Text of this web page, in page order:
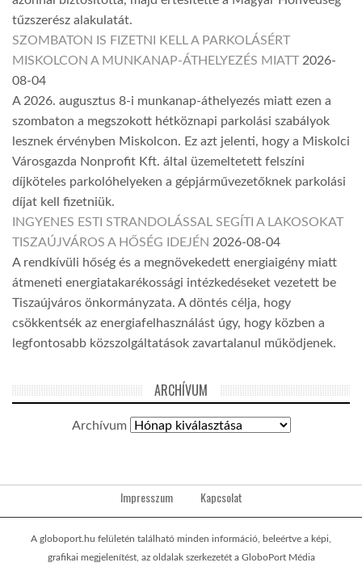
tűzszerész alakulatát.
SZOMBATON IS FIZETNI KELL A PARKOLÁSÉRT
MISKOLCON A MUNKANAP-ÁTHELYEZÉS MIATT 2026-
08-04
A 2026. augusztus 8-i munkanap-áthelyezés miatt ezen a
szombaton a megszokott hétköznapi parkolási szabályok
lesznek érvényben Miskolcon. Ez azt jelenti, hogy a Miskolci
Városgazda Nonprofit Kft. által üzemeltetett felszíni
díjköteles parkolóhelyeken a gépjárművezetőknek parkolási
díjat kell fizetniük.
INGYENES ESTI STRANDOLÁSSAL SEGÍTI A LAKOSOKAT
TISZAÚJVÁROS A HŐSÉG IDEJÉN 2026-08-04
A rendkívüli hőség és a megnövekedett energiaigény miatt
átmeneti energiatakarékossági intézkedéseket vezetett be
Tiszaújváros önkormányzata. A döntés célja, hogy
csökkentsék az energiafelhasználást úgy, hogy közben a
legfontosabb közszolgáltatások zavartalanul működjenek.
ARCHÍVUM
Archívum
Impresszum Kapcsolat
A globoport.hu felületén található minden információ, beleértve a képi,
grafikai megjelenítést, az oldalak szerkezetét a GloboPort Média